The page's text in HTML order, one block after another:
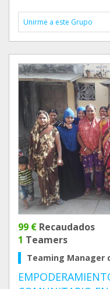
Unirme a este Grupo
99 € Recaudados
1 Teamers
Teaming Manager